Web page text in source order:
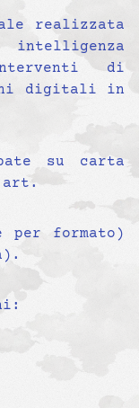
realizzata
di
digitali in
su carta
art.
formato)